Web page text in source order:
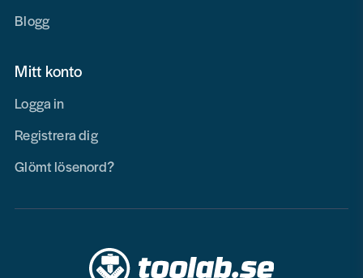
Blogg
Mitt konto
Logga in
Registrera dig
Glömt lösenord?